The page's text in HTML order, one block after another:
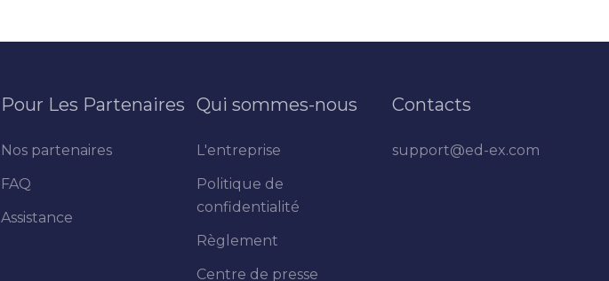
Pour Les Partenaires
Nos partenaires
FAQ
Assistance
Qui sommes-nous
L'entreprise
Politique de
confidentialité
Règlement
Centre de presse
Contacts
support@ed-ex.com